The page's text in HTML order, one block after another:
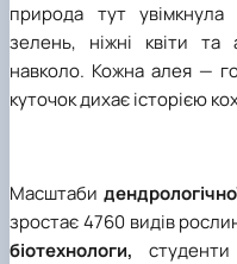
природа тут
зелень, ніжні квіти
навколо. Кожна алея —
куточок дихає історією
Масштаби
зростає 4760 видів
біотехнологи,